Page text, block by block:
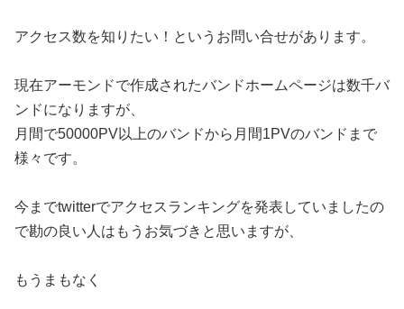
アクセス数を知りたい！というお問い合せがあります。
現在アーモンドで作成されたバンドホームページは数千バ
ンドになりますが、
月間で50000PV以上のバンドから月間1PVのバンドまで
様々です。
今までtwitterでアクセスランキングを発表していましたの
で勘の良い人はもうお気づきと思いますが、
もうまもなく